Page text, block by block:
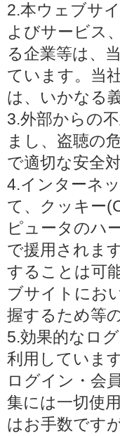
2.本ウェブサ
よびサービス
る企業等は、
ています。当
は、いかなる
3.外部からの
まし、盗聴の
で適切な安全
4.インターネ
て、クッキー
ピュータのハ
で援用されま
することは可
ブサイトにお
握するため等
5.効果的なロ
利用していま
ログイン・会
集には一切使
はお手数です